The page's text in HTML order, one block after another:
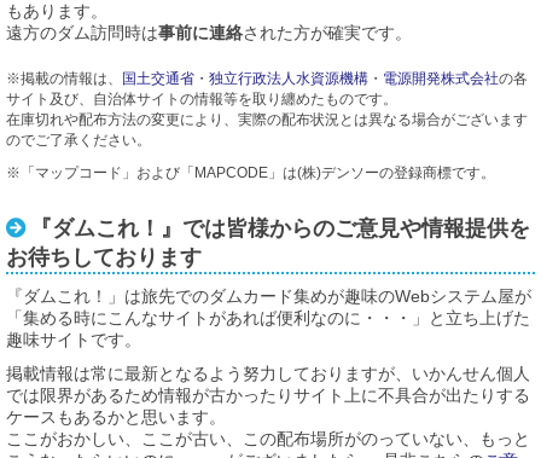
もあります。
遠方のダム訪問時は事前に連絡された方が確実です。
※掲載の情報は、 国土交通省 ・ 独立行政法人水資源機構 ・ 電源開発株式会社の各
サイト及び、自治体サイトの情報等を取り纏めたものです。
在庫切れや配布方法の変更により、実際の配布状況とは異なる場合がございます
のでご了承ください。
※「マップコード」および「MAPCODE」は(株)デンソーの登録商標です。
『ダムこれ！』では皆様からのご意見や情報提供を
お待ちしております
『ダムこれ！」は旅先でのダムカード集めが趣味のWebシステム屋が
「集める時にこんなサイトがあれば便利なのに・・・」と立ち上げた
趣味サイトです。
掲載情報は常に最新となるよう努力しておりますが、いかんせん個人
では限界があるため情報が古かったりサイト上に不具合が出たりする
ケースもあるかと思います。
ここがおかしい、ここが古い、この配布場所がのっていない、もっと